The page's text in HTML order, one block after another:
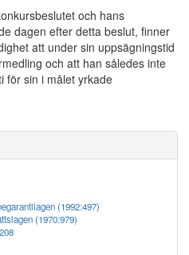
och hans
dagen efter detta beslut, finner
att under sin uppsägningstid
och att han således inte
för sin i målet yrkade
(1992:497)
(1970:979)